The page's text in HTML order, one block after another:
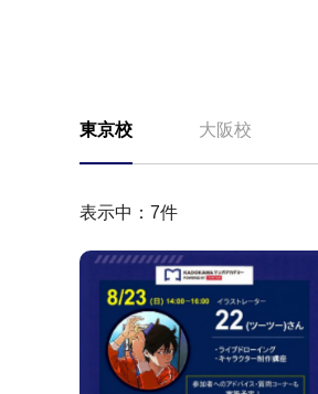
東京校 大阪校
表示中： 7件